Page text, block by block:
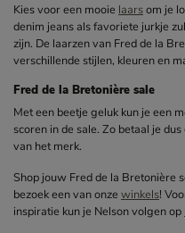
Kies voor een mooie laarsom je
denim jeans als favoriete jurkje
zijn. De laarzen van Fred de la
verschillende stijlen, kleuren en
Fred de la Bretonière sale
Met een beetje geluk kun je een
scoren in de sale. Zo betaal je
van het merk.
Shop jouw Fred de la Bretonière
bezoek een van onze winkels!
inspiratie kun je Nelson volgen op